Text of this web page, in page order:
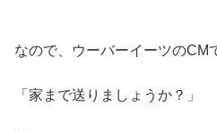
なので、ウーバーイーツのCM
「家まで送りましょうか？」